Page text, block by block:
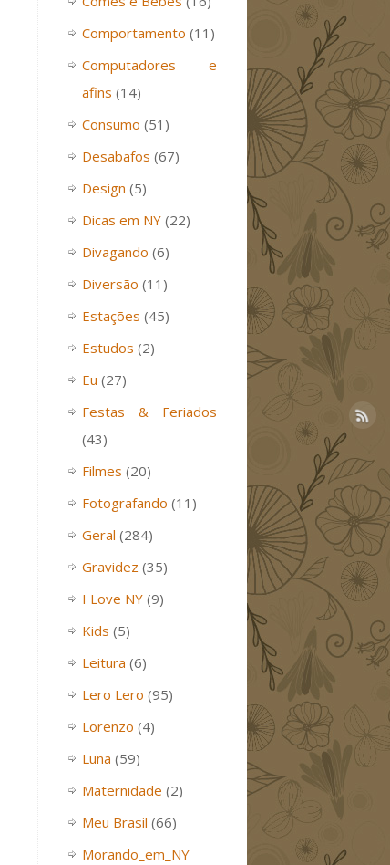
Comportamento (11)
Computadores e
afins (14)
Consumo (51)
Desabafos (67)
Design (5)
Dicas em NY (22)
Divagando (6)
Diversão (11)
Estações (45)
Estudos (2)
Eu (27)
Festas & Feriados
(43)
Filmes (20)
Fotografando (11)
Geral (284)
Gravidez (35)
I Love NY (9)
Kids (5)
Leitura (6)
Lero Lero (95)
Lorenzo (4)
Luna (59)
Maternidade (2)
Meu Brasil (66)
Morando_em_NY